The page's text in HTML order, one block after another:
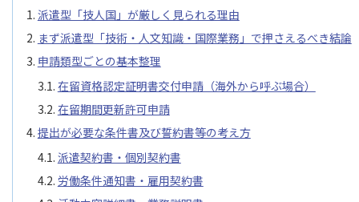
派遣型「技人国」が厳しく見られる理由
まず派遣型「技術・人文知識・国際業務」で押さえるべき結論
申請類型ごとの基本整理
在留資格認定証明書交付申請（海外から呼ぶ場合）
在留期間更新許可申請
提出が必要な条件書及び誓約書等の考え方
派遣契約書・個別契約書
労働条件通知書・雇用契約書